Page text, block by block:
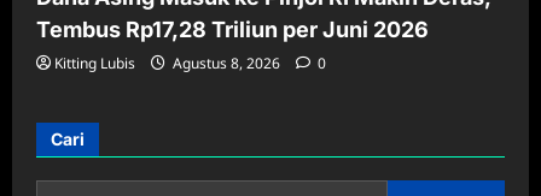
Tembus Rp17,28 Triliun per Juni 2026
Kitting Lubis Agustus 8, 2026 0
Cari